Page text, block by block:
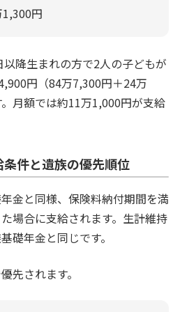
円
降生まれの方で2人の子どもが
円（84万7,300円＋24万
月額では約11万1,000円が支給
条件と遺族の優先順位
金と同様、保険料納付期間を満
場合に支給されます。生計維持
礎年金と同じです。
先されます。